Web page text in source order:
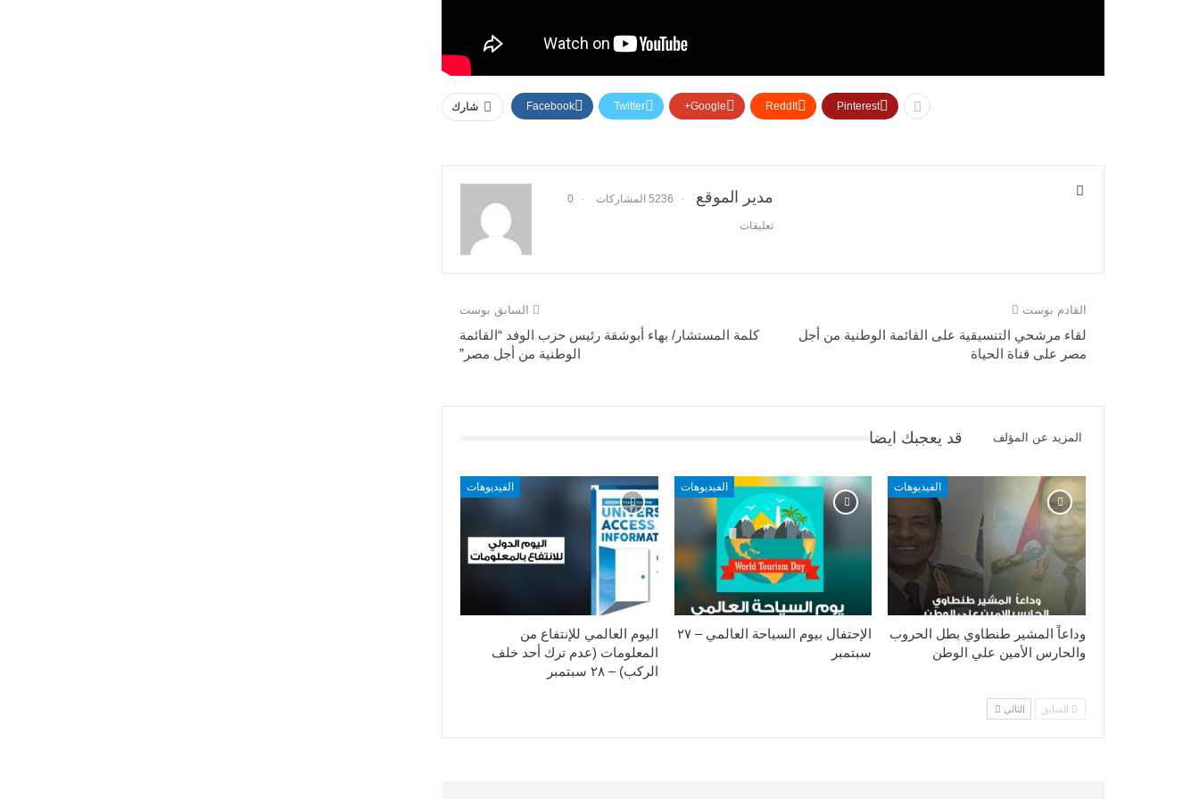
شارك Facebook Twitter Google+ ReddIt Pinterest
مدير الموقع 5236 المشاركات 0
تعليقات
السابق بوست
كلمة المستشار/ بهاء أبوشقة رئيس حزب الوفد “القائمة
الوطنية من أجل مصر”
القادم بوست
لقاء مرشحي التنسيقية على القائمة الوطنية من أجل
مصر على قناة الحياة
قد يعجبك ايضا المزيد عن المؤلف
الفيديوهات
اليوم العالمي للإنتفاع من
المعلومات (عدم ترك أحد خلف
الركب) – ٢٨ سبتمبر
الفيديوهات
الإحتفال بيوم السياحة العالمي – ٢٧
سبتمبر
الفيديوهات
وداعاً المشير طنطاوي بطل الحروب
والحارس الأمين علي الوطن
السابق التالي